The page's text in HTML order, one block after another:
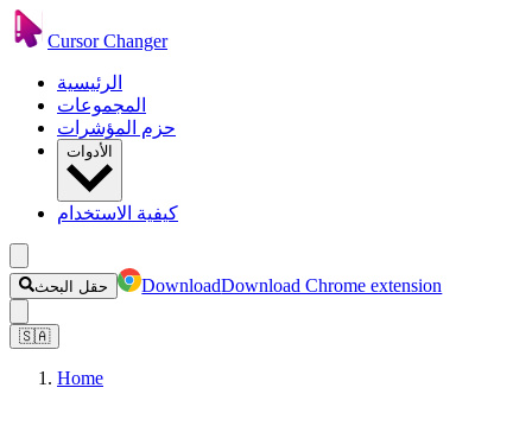
Cursor Changer
الرئيسية
المجموعات
حزم المؤشرات
الأدوات
كيفية الاستخدام
حقل البحث DownloadDownload Chrome extension
🇸🇦
Home